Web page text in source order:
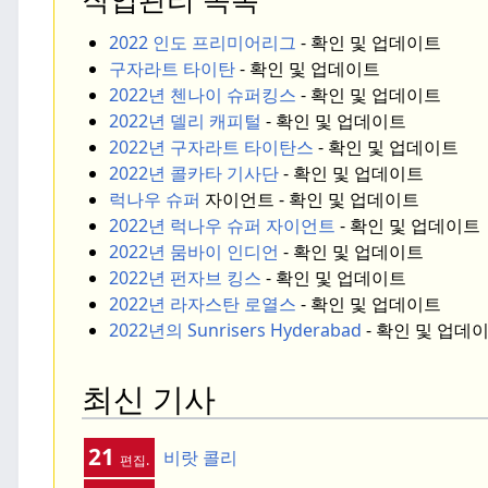
2022 인도 프리미어리그 - 확인 및 업데이트
구자라트 타이탄- 확인 및 업데이트
2022년 첸나이 슈퍼킹스 - 확인 및 업데이트
2022년 델리 캐피털 - 확인 및 업데이트
2022년 구자라트 타이탄스 - 확인 및 업데이트
2022년 콜카타 기사단- 확인 및 업데이트
럭나우 슈퍼 자이언트 - 확인 및 업데이트
2022년 럭나우 슈퍼 자이언트 - 확인 및 업데이트
2022년 뭄바이 인디언 - 확인 및 업데이트
2022년 펀자브 킹스 - 확인 및 업데이트
2022년 라자스탄 로열스 - 확인 및 업데이트
2022년의 Sunrisers Hyderabad - 확인 및 업데
최신 기사
21 편집. 비랏 콜리